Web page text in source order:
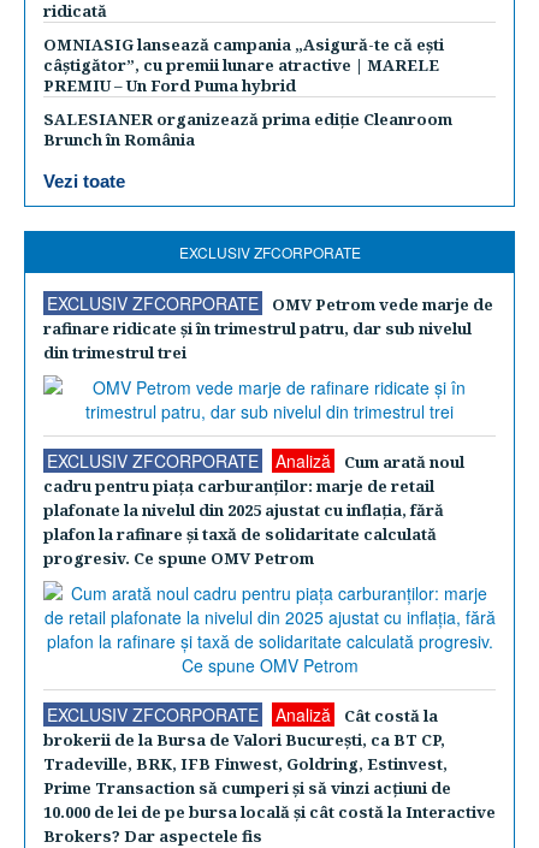
ridicată
OMNIASIG lansează campania „Asigură-te că ești
câștigător”, cu premii lunare atractive | MARELE
PREMIU – Un Ford Puma hybrid
SALESIANER organizează prima ediție Cleanroom
Brunch în România
Vezi toate
EXCLUSIV ZFCORPORATE
EXCLUSIV ZFCORPORATE
OMV Petrom vede marje de
rafinare ridicate şi în trimestrul patru, dar sub nivelul
din trimestrul trei
EXCLUSIV ZFCORPORATE Analiză
Cum arată noul
cadru pentru piaţa carburanţilor: marje de retail
plafonate la nivelul din 2025 ajustat cu inflaţia, fără
plafon la rafinare şi taxă de solidaritate calculată
progresiv. Ce spune OMV Petrom
EXCLUSIV ZFCORPORATE Analiză
Cât costă la
brokerii de la Bursa de Valori Bucureşti, ca BT CP,
Tradeville, BRK, IFB Finwest, Goldring, Estinvest,
Prime Transaction să cumperi şi să vinzi acţiuni de
10.000 de lei de pe bursa locală şi cât costă la Interactive
Brokers? Dar aspectele fis